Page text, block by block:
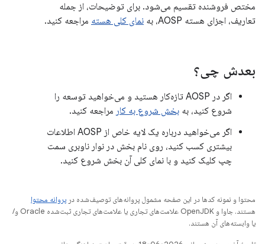
مختص فروشنده تقسیم می‌شود. برای توضیحات، از جمله
تعاریف، اجزای هسته AOSP، به
نمای کلی هسته مراجعه کنید.
بعدش چی؟
اگر در AOSP تازه‌کار هستید و می‌خواهید توسعه را
شروع کنید، به بخش شروع به کار مراجعه کنید.
اگر می‌خواهید درباره یک لایه خاص از AOSP اطلاعات
بیشتری کسب کنید، روی نام بخش در نوار ناوبری سمت
چپ کلیک کنید و با نمای کلی آن بخش شروع کنید.
محتوا و نمونه کدها در این صفحه مشمول پروانه‌های توصیف‌شده در پروانه محتوا
هستند. جاوا و OpenJDK علامت‌های تجاری یا علامت‌های تجاری ثبت‌شده Oracle و/
یا وابسته‌های آن هستند.